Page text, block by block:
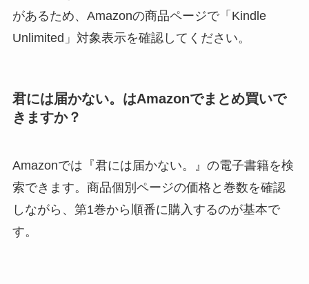
があるため、Amazonの商品ページで「Kindle
Unlimited」対象表示を確認してください。
君には届かない。はAmazonでまとめ買いで
きますか？
Amazonでは『君には届かない。』の電子書籍を検
索できます。商品個別ページの価格と巻数を確認
しながら、第1巻から順番に購入するのが基本で
す。